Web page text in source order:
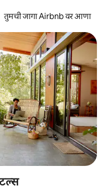
तुमची जागा Airbnb वर आणा